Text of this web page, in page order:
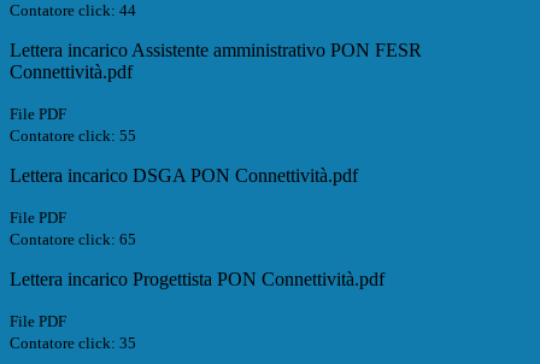
Contatore click: 44
Lettera incarico Assistente amministrativo PON FESR
Connettività.pdf
File PDF
Contatore click: 55
Lettera incarico DSGA PON Connettività.pdf
File PDF
Contatore click: 65
Lettera incarico Progettista PON Connettività.pdf
File PDF
Contatore click: 35